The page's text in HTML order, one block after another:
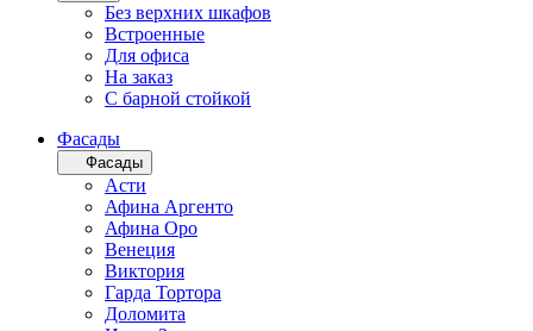
Без верхних шкафов
Встроенные
Для офиса
На заказ
С барной стойкой
Фасады
Фасады
Асти
Афина Аргенто
Афина Оро
Венеция
Виктория
Гарда Тортора
Доломита